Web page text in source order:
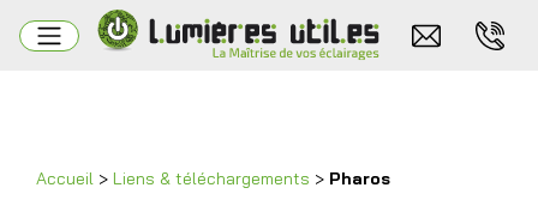
Accueil > Liens & téléchargements > Pharos